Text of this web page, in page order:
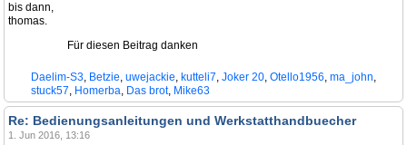
bis dann,
thomas.
Für diesen Beitrag danken
Daelim-S3, Betzie, uwejackie, kutteli7, Joker 20, Otello1956, ma_john,
stuck57, Homerba, Das brot, Mike63
Re: Bedienungsanleitungen und Werkstatthandbuecher
1. Jun 2016, 13:16